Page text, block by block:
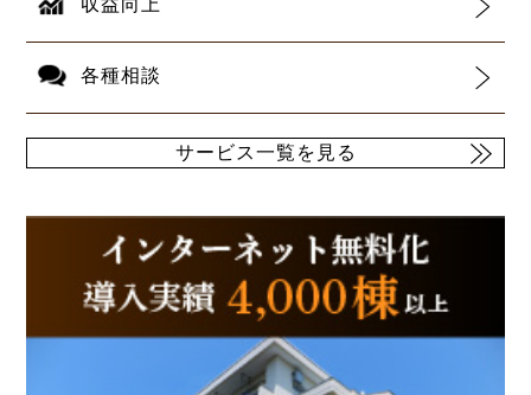
収益向上
各種相談
サービス一覧を見る